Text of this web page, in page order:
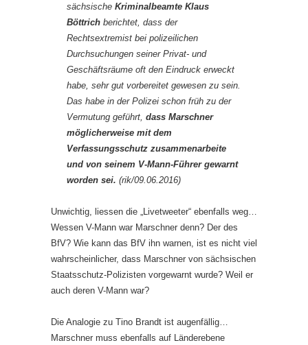
sächsische Kriminalbeamte Klaus
Böttrich berichtet, dass der
Rechtsextremist bei polizeilichen
Durchsuchungen seiner Privat- und
Geschäftsräume oft den Eindruck erweckt
habe, sehr gut vorbereitet gewesen zu sein.
Das habe in der Polizei schon früh zu der
Vermutung geführt, dass Marschner
möglicherweise mit dem
Verfassungsschutz zusammenarbeite
und von seinem V-Mann-Führer gewarnt
worden sei. (rik/09.06.2016)
Unwichtig, liessen die „Livetweeter“ ebenfalls weg…
Wessen V-Mann war Marschner denn? Der des
BfV? Wie kann das BfV ihn warnen, ist es nicht viel
wahrscheinlicher, dass Marschner von sächsischen
Staatsschutz-Polizisten vorgewarnt wurde? Weil er
auch deren V-Mann war?
Die Analogie zu Tino Brandt ist augenfällig…
Marschner muss ebenfalls auf Länderebene